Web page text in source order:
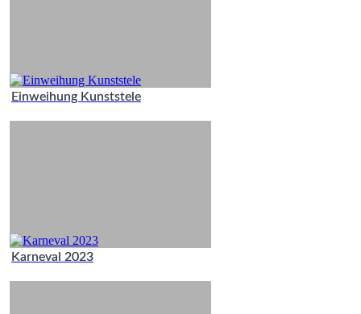
Einweihung Kunststele
Karneval 2023